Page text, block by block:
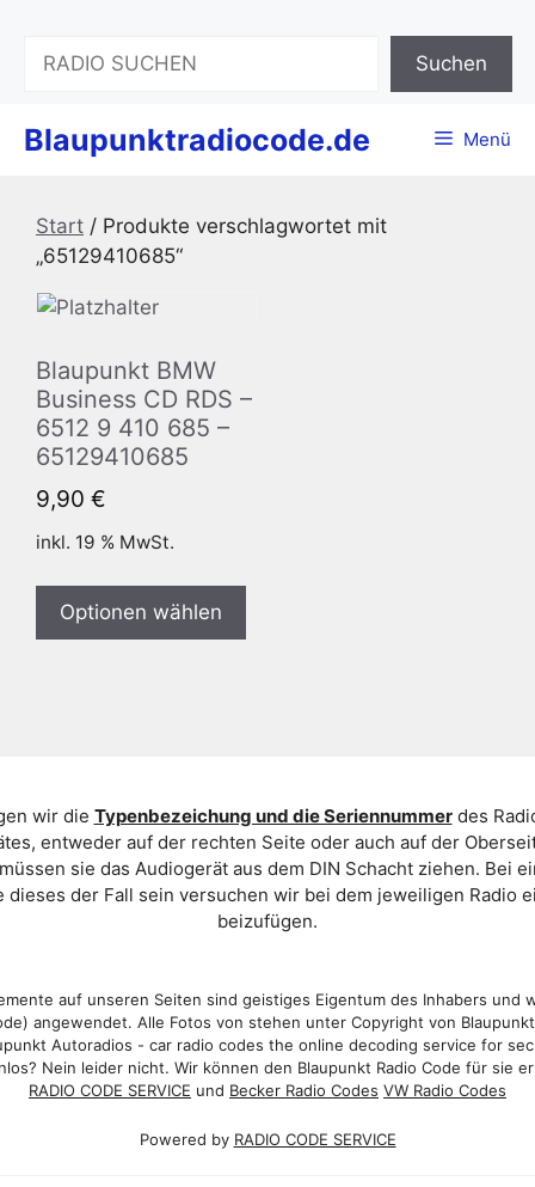
springen
Suchen
Blaupunktradiocode.de Menü
Start / Produkte verschlagwortet mit
„65129410685“
Blaupunkt BMW
Business CD RDS –
6512 9 410 685 –
65129410685
9,90 €
inkl. 19 % MwSt.
Optionen wählen
wir die Typenbezeichung und die Seriennummerdes
entweder auf der rechten Seite oder auch auf der
sie das Audiogerät aus dem DIN Schacht ziehen. Bei
der Fall sein versuchen wir bei dem jeweiligen Radio
beizufügen.
auf unseren Seiten sind geistiges Eigentum des Inhabers und
angewendet. Alle Fotos von stehen unter Copyright von
Autoradios - car radio codes the online decoding service for
Nein leider nicht. Wir können den Blaupunkt Radio Code für sie
RADIO CODE SERVICE und Becker Radio Codes VW Radio Codes
Powered by RADIO CODE SERVICE